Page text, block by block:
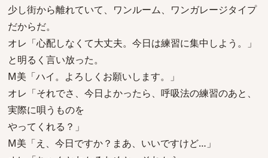
少し街から離れていて、ワンルーム、ワンガレージタイプ
だからだ。
オレ「心配しなくて大丈夫。今日は練習に集中しよう。」
と明るく言い放った。
M美「ハイ。よろしくお願いします。」
オレ「それでさ、今日よかったら、呼吸法の練習のあと、
実際に唄うものを
やってくれる？」
M美「え、今日ですか？まあ、いいですけど…」